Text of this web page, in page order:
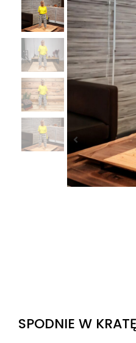
SPODNIE W KRATĘ